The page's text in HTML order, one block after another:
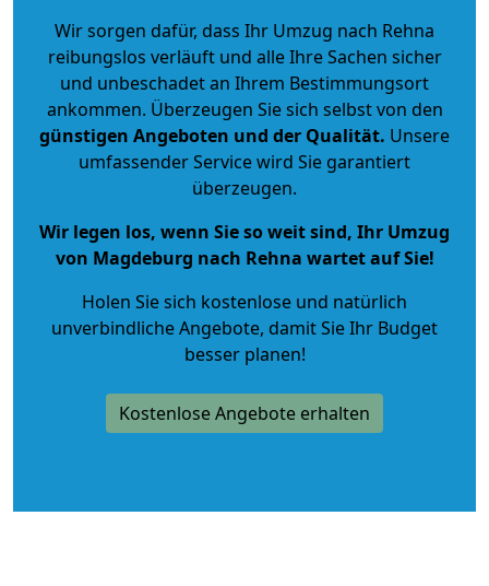
Wir sorgen dafür, dass Ihr Umzug nach Rehna
reibungslos verläuft und alle Ihre Sachen sicher
und unbeschadet an Ihrem Bestimmungsort
ankommen. Überzeugen Sie sich selbst von den
günstigen Angeboten und der Qualität. Unsere
umfassender Service wird Sie garantiert
überzeugen.
Wir legen los, wenn Sie so weit sind, Ihr Umzug
von Magdeburg nach Rehna wartet auf Sie!
Holen Sie sich kostenlose und natürlich
unverbindliche Angebote, damit Sie Ihr Budget
besser planen!
Kostenlose Angebote erhalten